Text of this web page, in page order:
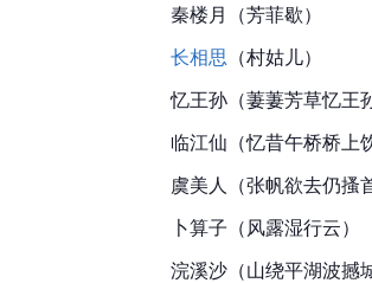
秦楼月（芳菲歇）
长相思 （村姑儿）
忆王孙（萋萋芳草忆王
临江仙（忆昔午桥桥上
虞美人（张帆欲去仍搔
卜算子（风露湿行云）
浣溪沙（山绕平湖波撼